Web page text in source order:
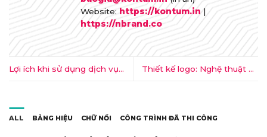
Website: https://kontum.in |
https://nbrand.co
Lợi ích khi sử dụng dịch vụ
Thiết kế logo: Nghệ thuật và
ALL BẢNG HIỆU CHỮ NỔI CÔNG TRÌNH ĐÃ THI CÔNG